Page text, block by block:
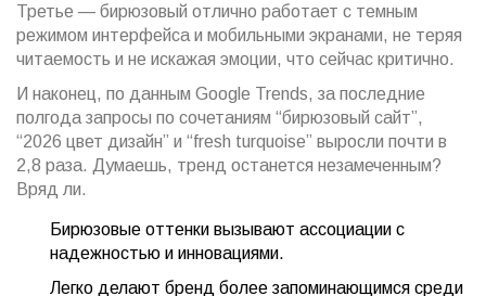
Третье — бирюзовый отлично работает с темным
режимом интерфейса и мобильными экранами, не теряя
читаемость и не искажая эмоции, что сейчас критично.
И наконец, по данным Google Trends, за последние
полгода запросы по сочетаниям “бирюзовый сайт”,
“2026 цвет дизайн” и “fresh turquoise” выросли почти в
2,8 раза. Думаешь, тренд останется незамеченным?
Вряд ли.
Бирюзовые оттенки вызывают ассоциации с
надежностью и инновациями.
Легко делают бренд более запоминающимся среди